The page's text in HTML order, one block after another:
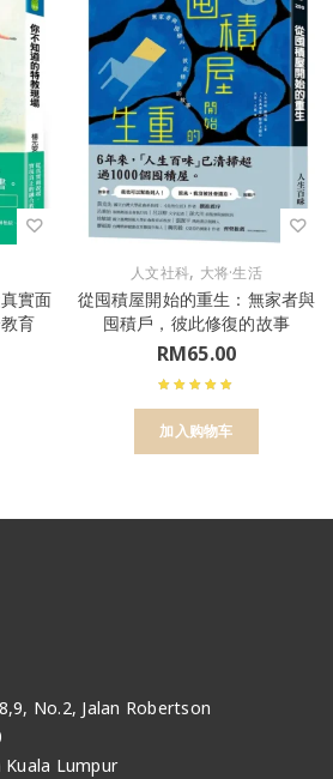
實面
育
人文社科, 大将·生活
從囤積屋開始的重生：無家者與
囤積戶，彼此修復的故事
RM65.00
加入购物车
No.2, Jalan Robertson
Lumpur